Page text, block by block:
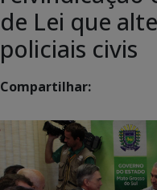
de Lei que
policiais civis
Compartilhar: